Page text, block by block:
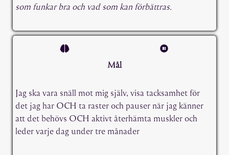
som funkar bra och vad som kan förbättras.
Mål
Jag ska vara snäll mot mig själv, visa tacksamhet för
det jag har OCH ta raster och pauser när jag känner
att det behövs OCH aktivt återhämta muskler och
leder varje dag under tre månader